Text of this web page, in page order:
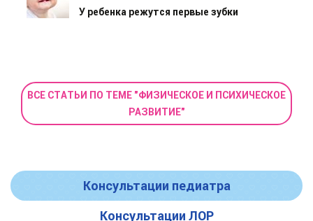
У ребенка режутся первые зубки
ВСЕ СТАТЬИ ПО ТЕМЕ "ФИЗИЧЕСКОЕ И ПСИХИЧЕСКОЕ
РАЗВИТИЕ"
Консультации педиатра
Консультации ЛОР